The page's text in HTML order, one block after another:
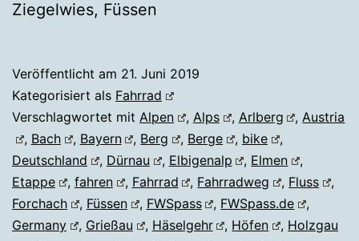
Ziegelwies, Füssen
Veröffentlicht am 21. Juni 2019
Kategorisiert als Fahrrad
Verschlagwortet mit Alpen , Alps , Arlberg ,Austria
, Bach , Bayern , Berg , Berge , bike
,
Deutschland
, Dürnau , Elbigenalp , Elmen
,
Etappe
, fahren , Fahrrad , Fahrradweg , Fluss
,
Forchach
, Füssen , FWSpass , FWSpass.de
,
Germany
, Grießau , Häselgehr , Höfen , Holzgau